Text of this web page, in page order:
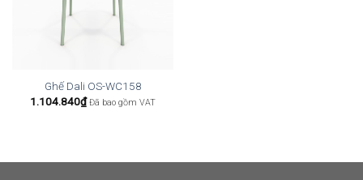
Ghế Dali OS-WC158
1.104.840₫ Đã bao gồm VAT